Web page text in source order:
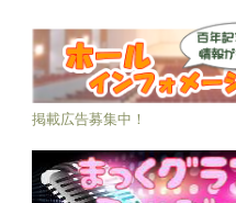
掲載広告募集中！